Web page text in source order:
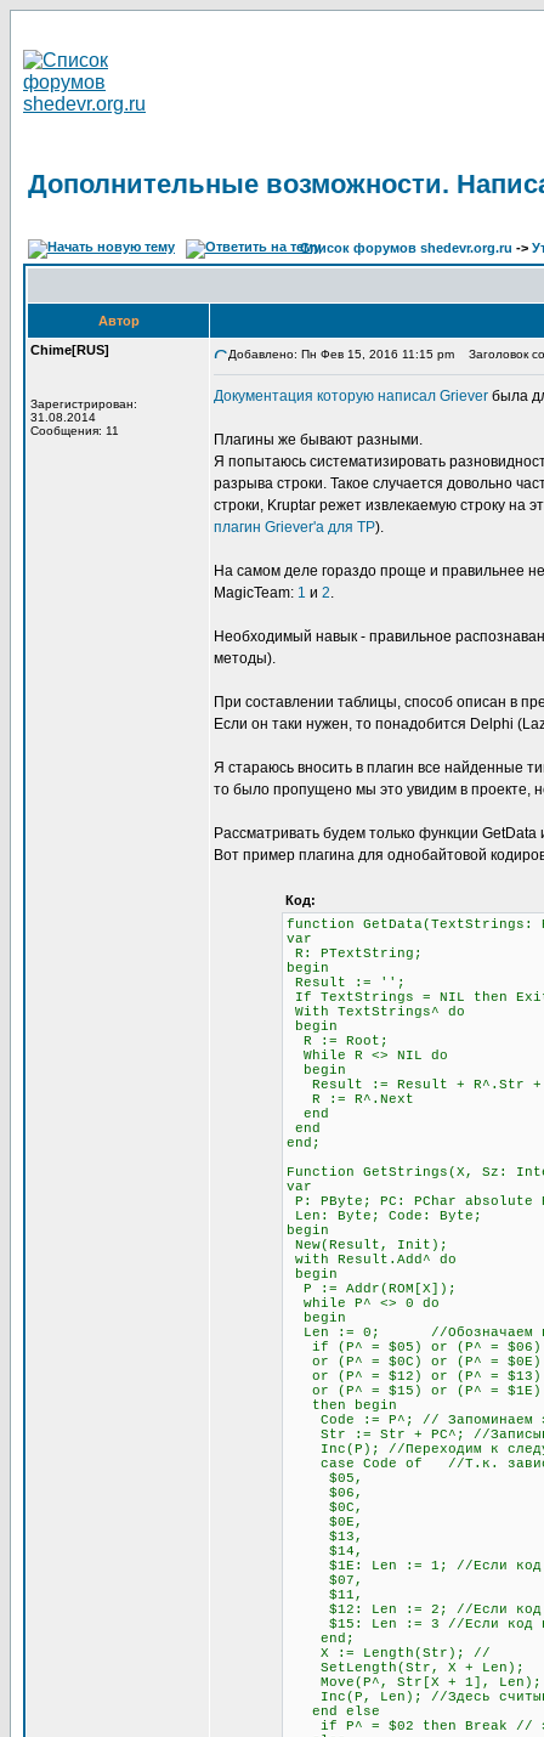
Дополнительные возможности.
Список форумов shedevr.org.ru ->
Автор
Chime[RUS]
Зарегистрирован:
31.08.2014
Сообщения: 11
Добавлено: Пн Фев 15, 2016 11:15 pm Заголовок
Документация которую написал Griever была
Плагины же бывают разными.
Я попытаюсь систематизировать
разрыва строки. Такое случается довольно
строки, Kruptar режет извлекаемую строку на
плагин Griever'а для TP).
На самом деле гораздо проще и правильнее
MagicTeam: 1 и 2.
Необходимый навык - правильное
методы).
При составлении таблицы, способ описан в
Если он таки нужен, то понадобится Delphi
Я стараюсь вносить в плагин все найденные
то было пропущено мы это увидим в проекте,
Рассматривать будем только функции
Вот пример плагина для однобайтовой
Код:
function
var
R: PTextString;
begin
Result := '';
If TextStrings = NIL then
With TextStrings^ do
begin
R := Root;
While R <> NIL do
begin
Result := Result + R^.Str +
R := R^.Next
end
end
end;
Function GetStrings(X, Sz:
var
P: PByte; PC: PChar absolute
Len: Byte; Code: Byte;
begin
New(Result, Init);
with Result.Add^ do
begin
P := Addr(ROM[X]);
while P^ <> 0 do
begin
Len := 0; //Обозначаем
if (P^ = $05) or (P^ = $06) or
or (P^ = $0C) or (P^ = $0E) or
or (P^ = $12) or (P^ = $13)
or (P^ = $15) or (P^ = $1E)
then begin
Code := P^; // Запоминаем
Str := Str + PC^; //
Inc(P); //Переходим к
case Code of //Т.к.
$05,
$06,
$0C,
$0E,
$13,
$14,
$1E: Len := 1; //Если код
$07,
$11,
$12: Len := 2; //Если код
$15: Len := 3 //Если код
end;
X := Length(Str); //
SetLength(Str, X +
Move(P^, Str[X + 1],
Inc(P, Len); //Здесь
end else
if P^ = $02 then Break // это